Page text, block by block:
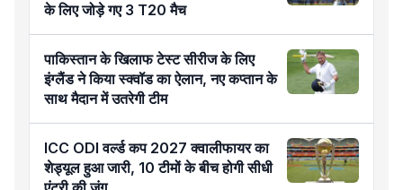
के लिए जोड़े गए 3 T20 मैच
पाकिस्तान के खिलाफ टेस्ट सीरीज के लिए
इंग्लैंड ने किया स्क्वॉड का ऐलान, नए कप्तान के
साथ मैदान में उतरेगी टीम
ICC ODI वर्ल्ड कप 2027 क्वालीफायर का
शेड्यूल हुआ जारी, 10 टीमों के बीच होगी सीधी